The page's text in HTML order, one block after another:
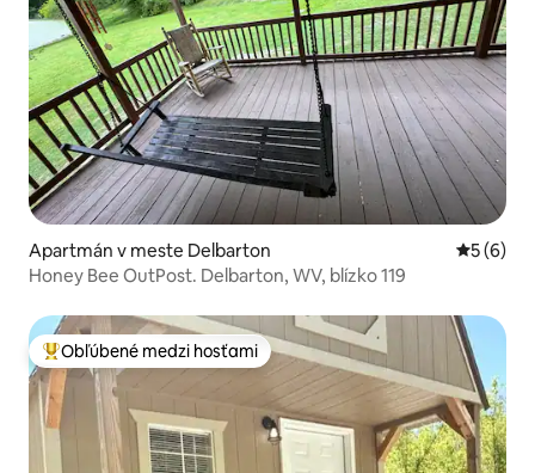
Apartmán v meste Delbarton
5 (6)
Honey Bee OutPost. Delbarton, WV, blízko 119
Najobľúbenejšie medzi hosťami
Obľúbené medzi hosťami